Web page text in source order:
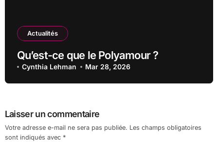
Actualités
Qu’est-ce que le Polyamour ?
Cynthia Lehman Mar 28, 2026
Laisser un commentaire
Votre adresse e-mail ne sera pas publiée. Les champs obligatoires
sont indiqués avec *